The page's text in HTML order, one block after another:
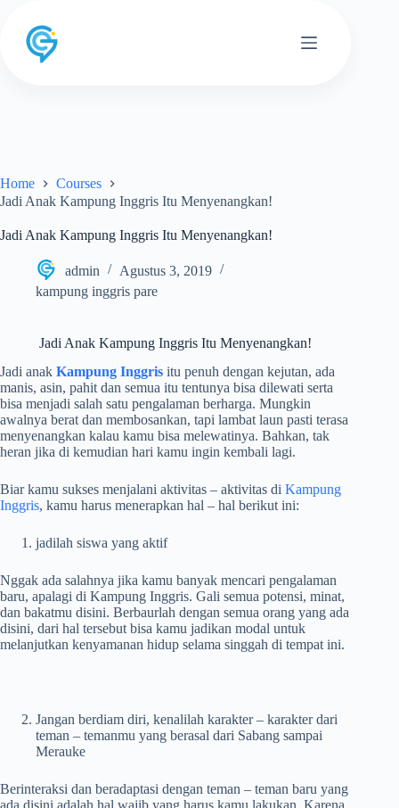
content
Home
Courses
Jadi Anak Kampung Inggris Itu Menyenangkan!
Jadi Anak Kampung Inggris Itu Menyenangkan!
admin
Agustus 3, 2019
kampung inggris pare
Jadi Anak Kampung Inggris Itu Menyenangkan!
Jadi anak Kampung Inggris itu penuh dengan kejutan, ada
manis, asin, pahit dan semua itu tentunya bisa dilewati serta
bisa menjadi salah satu pengalaman berharga. Mungkin
awalnya berat dan membosankan, tapi lambat laun pasti terasa
menyenangkan kalau kamu bisa melewatinya. Bahkan, tak
heran jika di kemudian hari kamu ingin kembali lagi.
Biar kamu sukses menjalani aktivitas – aktivitas di Kampung
Inggris, kamu harus menerapkan hal – hal berikut ini:
jadilah siswa yang aktif
Nggak ada salahnya jika kamu banyak mencari pengalaman
baru, apalagi di Kampung Inggris. Gali semua potensi, minat,
dan bakatmu disini. Berbaurlah dengan semua orang yang ada
disini, dari hal tersebut bisa kamu jadikan modal untuk
melanjutkan kenyamanan hidup selama singgah di tempat ini.
Jangan berdiam diri, kenalilah karakter – karakter dari
teman – temanmu yang berasal dari Sabang sampai
Merauke
Berinteraksi dan beradaptasi dengan teman – teman baru yang